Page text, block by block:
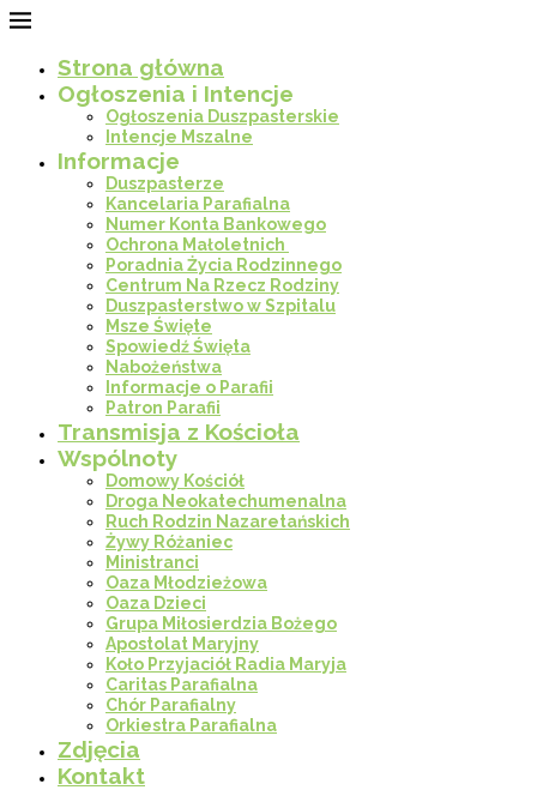
Strona główna
Ogłoszenia i Intencje
Ogłoszenia Duszpasterskie
Intencje Mszalne
Informacje
Duszpasterze
Kancelaria Parafialna
Numer Konta Bankowego
Ochrona Małoletnich
Poradnia Życia Rodzinnego
Centrum Na Rzecz Rodziny
Duszpasterstwo w Szpitalu
Msze Święte
Spowiedź Święta
Nabożeństwa
Informacje o Parafii
Patron Parafii
Transmisja z Kościoła
Wspólnoty
Domowy Kościół
Droga Neokatechumenalna
Ruch Rodzin Nazaretańskich
Żywy Różaniec
Ministranci
Oaza Młodzieżowa
Oaza Dzieci
Grupa Miłosierdzia Bożego
Apostolat Maryjny
Koło Przyjaciół Radia Maryja
Caritas Parafialna
Chór Parafialny
Orkiestra Parafialna
Zdjęcia
Kontakt